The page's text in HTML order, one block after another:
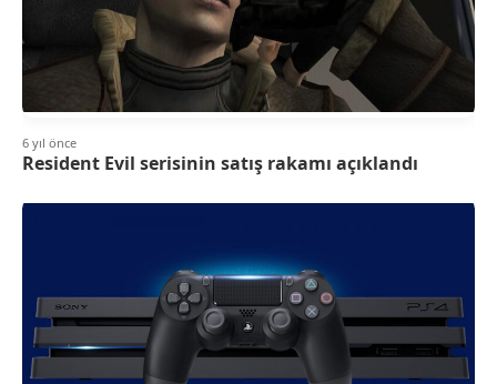
6 yıl önce
Resident Evil serisinin satış rakamı açıklandı